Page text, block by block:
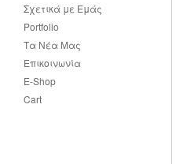
Σχετικά με Εμάς
Portfolio
Τα Νέα Μας
Επικοινωνία
E-Shop
Cart